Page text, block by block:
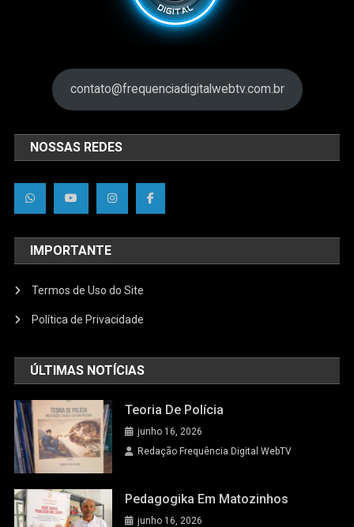
contato@frequenciadigitalwebtv.com.br
NOSSAS REDES
IMPORTANTE
Termos de Uso do Site
Política de Privacidade
ÚLTIMAS NOTÍCIAS
Teoria De Polícia
junho 16, 2026
Redação Frequência Digital WebTV
Pedagogika Em Matozinhos
junho 16, 2026